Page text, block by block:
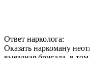
Ответ нарколога:
Оказать наркоману